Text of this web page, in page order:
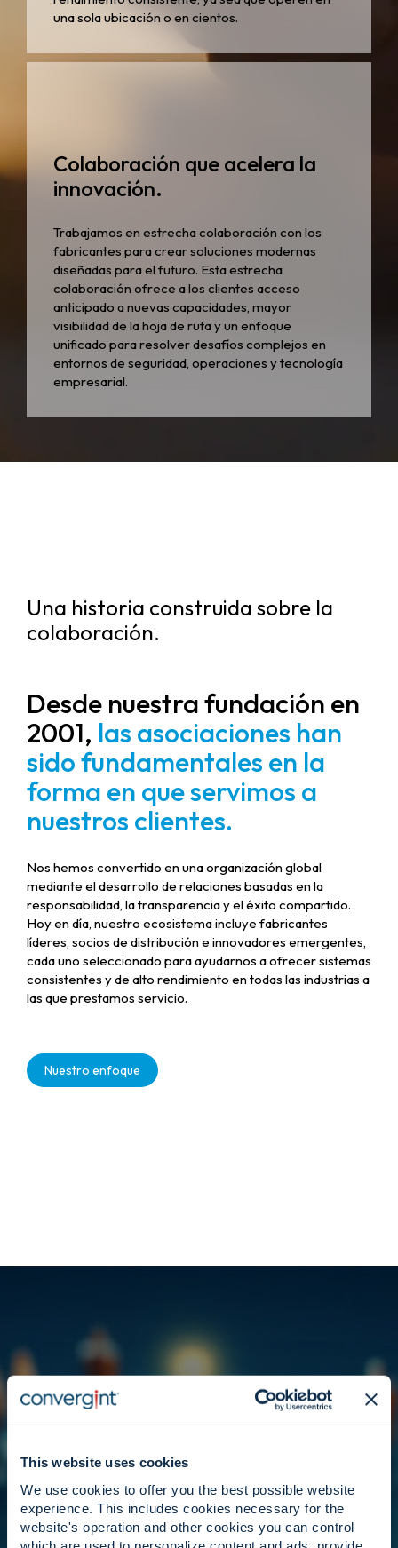
This website uses cookies
We use cookies to offer you the best possible website
experience. This includes cookies necessary for the
website's operation and other cookies you can control
una sola ubicación o en cientos.
Colaboración que acelera la
innovación.
Trabajamos en estrecha colaboración con los
fabricantes para crear soluciones modernas
diseñadas para el futuro. Esta estrecha
colaboración ofrece a los clientes acceso
anticipado a nuevas capacidades, mayor
visibilidad de la hoja de ruta y un enfoque
unificado para resolver desafíos complejos en
entornos de seguridad, operaciones y tecnología
empresarial.
Una historia construida sobre la
colaboración.
Desde nuestra fundación en
2001, las asociaciones han
sido fundamentales en la
forma en que servimos a
nuestros clientes.
Nos hemos convertido en una organización global
mediante el desarrollo de relaciones basadas en la
responsabilidad, la transparencia y el éxito compartido.
Hoy en día, nuestro ecosistema incluye fabricantes
líderes, socios de distribución e innovadores emergentes,
cada uno seleccionado para ayudarnos a ofrecer sistemas
consistentes y de alto rendimiento en todas las industrias a
las que prestamos servicio.
Nuestro enfoque
Principios que configuran un
Liderazgo.